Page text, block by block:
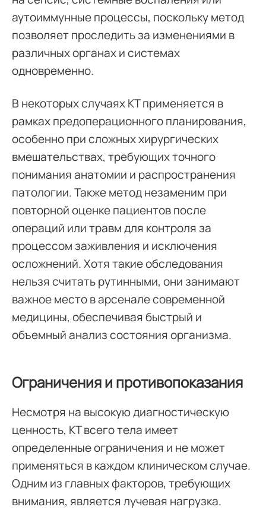
аутоиммунные процессы, поскольку метод
позволяет проследить за изменениями в
различных органах и системах
одновременно.
В некоторых случаях КТ применяется в
рамках предоперационного планирования,
особенно при сложных хирургических
вмешательствах, требующих точного
понимания анатомии и распространения
патологии. Также метод незаменим при
повторной оценке пациентов после
операций или травм для контроля за
процессом заживления и исключения
осложнений. Хотя такие обследования
нельзя считать рутинными, они занимают
важное место в арсенале современной
медицины, обеспечивая быстрый и
объемный анализ состояния организма.
Ограничения и противопоказания
Несмотря на высокую диагностическую
ценность, КТ всего тела имеет
определенные ограничения и не может
применяться в каждом клиническом случае.
Одним из главных факторов, требующих
внимания, является лучевая нагрузка.